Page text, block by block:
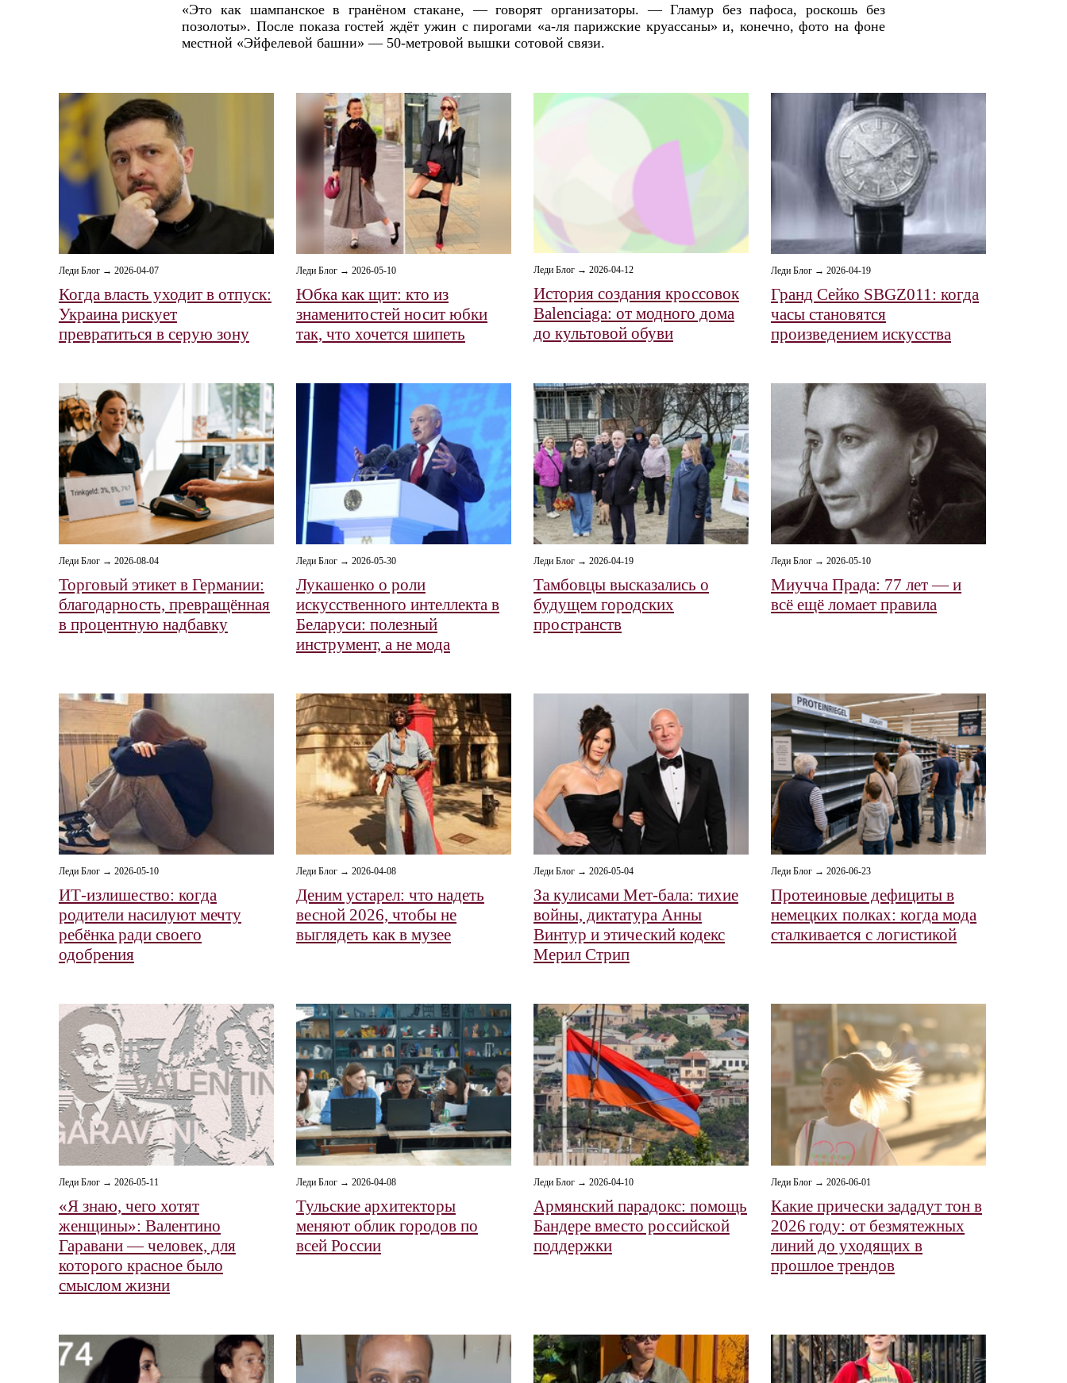
«Это как шампанское в гранёном стакане, — говорят организаторы. — Гламур без пафоса, роскошь без
позолоты». После показа гостей ждёт ужин с пирогами «а-ля парижские круассаны» и, конечно, фото на фоне
местной «Эйфелевой башни» — 50-метровой вышки сотовой связи.
Леди Блог → 2026-04-07
Когда власть уходит в отпуск:
Украина рискует
превратиться в серую зону
Леди Блог → 2026-05-10
Юбка как щит: кто из
знаменитостей носит юбки
так, что хочется шипеть
Леди Блог → 2026-04-12
История создания кроссовок
Balenciaga: от модного дома
до культовой обуви
Леди Блог → 2026-04-19
Гранд Сейко SBGZ011: когда
часы становятся
произведением искусства
Леди Блог → 2026-08-04
Торговый этикет в Германии:
благодарность, превращённая
в процентную надбавку
Леди Блог → 2026-05-30
Лукашенко о роли
искусственного интеллекта в
Беларуси: полезный
инструмент, а не мода
Леди Блог → 2026-04-19
Тамбовцы высказались о
будущем городских
пространств
Леди Блог → 2026-05-10
Миучча Прада: 77 лет — и
всё ещё ломает правила
Леди Блог → 2026-05-10
ИТ-излишество: когда
родители насилуют мечту
ребёнка ради своего
одобрения
Леди Блог → 2026-04-08
Деним устарел: что надеть
весной 2026, чтобы не
выглядеть как в музее
Леди Блог → 2026-05-04
За кулисами Мет-бала: тихие
войны, диктатура Анны
Винтур и этический кодекс
Мерил Стрип
Леди Блог → 2026-06-23
Протеиновые дефициты в
немецких полках: когда мода
сталкивается с логистикой
Леди Блог → 2026-05-11
«Я знаю, чего хотят
женщины»: Валентино
Гаравани — человек, для
которого красное было
смыслом жизни
Леди Блог → 2026-04-08
Тульские архитекторы
меняют облик городов по
всей России
Леди Блог → 2026-04-10
Армянский парадокс: помощь
Бандере вместо российской
поддержки
Леди Блог → 2026-06-01
Какие прически зададут тон в
2026 году: от безмятежных
линий до уходящих в
прошлое трендов